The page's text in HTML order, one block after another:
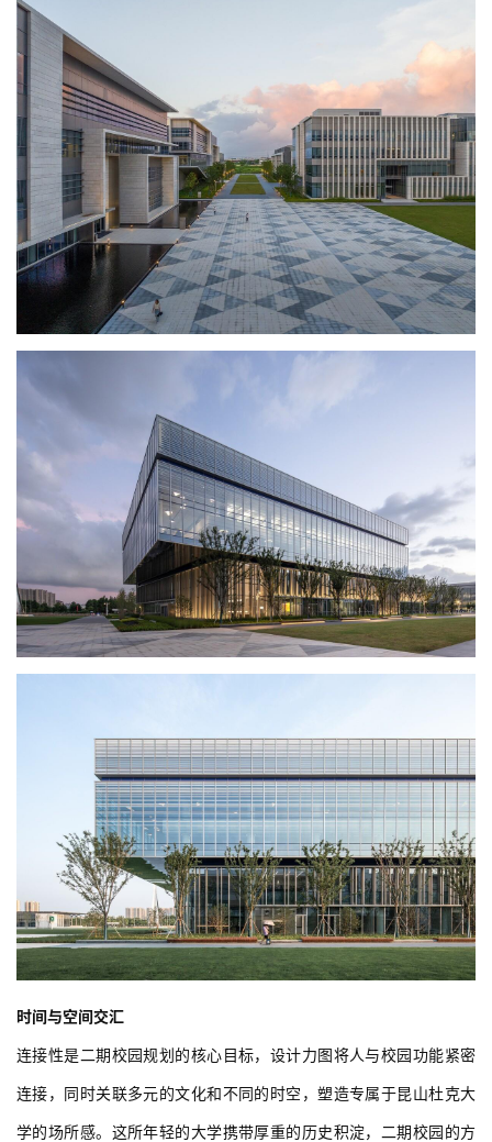
时间与空间交汇
连接性是二期校园规划的核心目标，设计力图将人与校园功能紧密
连接，同时关联多元的文化和不同的时空，塑造专属于昆山杜克大
学的场所感。这所年轻的大学携带厚重的历史积淀，二期校园的方